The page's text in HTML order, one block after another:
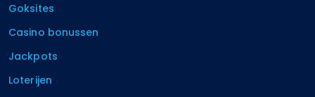
Goksites
Casino bonussen
Jackpots
Loterijen